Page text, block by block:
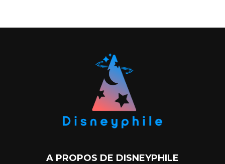
A PROPOS DE DISNEYPHILE